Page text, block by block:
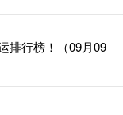
排行榜！（09月09